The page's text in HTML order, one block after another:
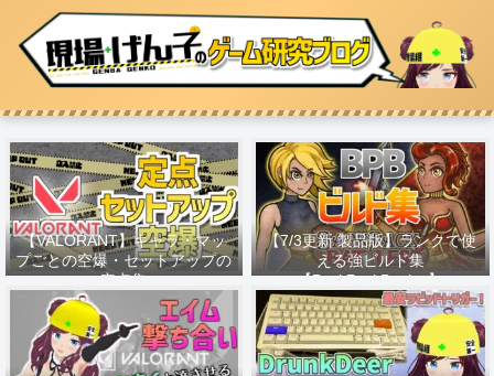
【VALORANT】キャラ・マッ
プごとの空爆・セットアップの
定点集
【7/3更新 製品版】ランクで使
える強ビルド集
【BackPackBattles】